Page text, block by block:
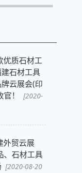
优质石材工
石材工具
云展会(印
！
[2020-
外贸云展
、石材工具
[2020-08-20